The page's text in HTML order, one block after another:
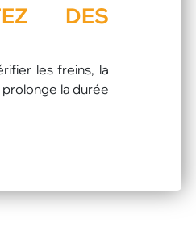
DES
les freins, la
la durée